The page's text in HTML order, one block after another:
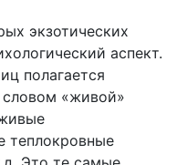
экзотических
аспект.
полагается
«живой»
теплокровные